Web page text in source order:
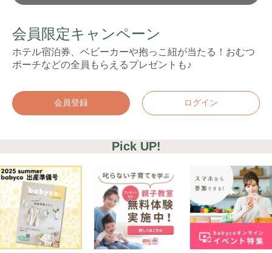
会員限定キャンペーン
ホテル宿泊券、ベビーカーや抱っこ紐が当たる！おむつ
ポーチなどの全員もらえるプレゼントも♪
会員登録 ログイン
Pick UP!